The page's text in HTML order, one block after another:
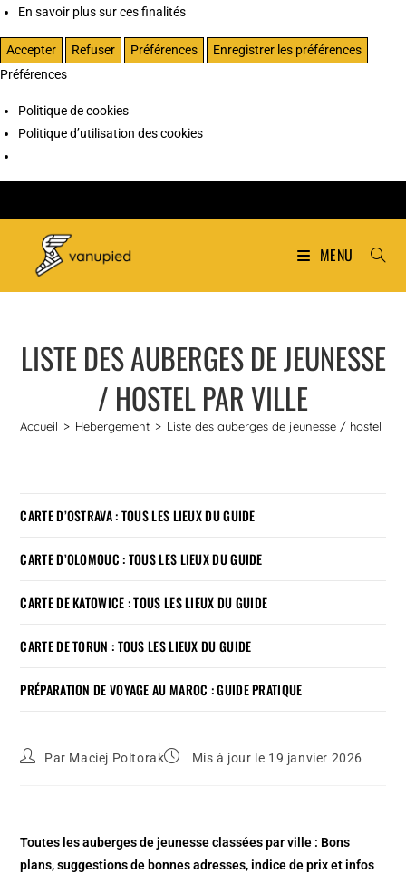
En savoir plus sur ces finalités
Accepter Refuser Préférences
Enregistrer les préférences
Préférences
Politique de cookies
Politique d’utilisation des cookies
MENU
LISTE DES AUBERGES DE JEUNESSE
/ HOSTEL PAR VILLE
Accueil > Hebergement > Liste des auberges de jeunesse / hostel
CARTE D’OSTRAVA : TOUS LES LIEUX DU GUIDE
CARTE D’OLOMOUC : TOUS LES LIEUX DU GUIDE
CARTE DE KATOWICE : TOUS LES LIEUX DU GUIDE
CARTE DE TORUN : TOUS LES LIEUX DU GUIDE
PRÉPARATION DE VOYAGE AU MAROC : GUIDE PRATIQUE
Par Maciej Poltorak Mis à jour le 19 janvier 2026
Toutes les auberges de jeunesse classées par ville : Bons
plans, suggestions de bonnes adresses, indice de prix et infos